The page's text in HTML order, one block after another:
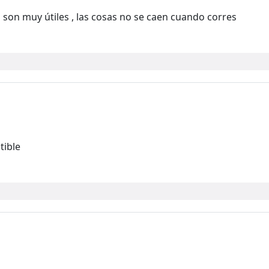
muy útiles , las cosas no se caen cuando corres